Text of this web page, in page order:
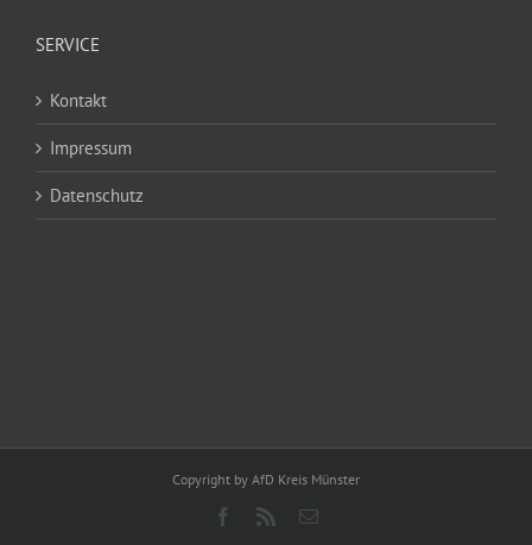
SERVICE
Kontakt
Impressum
Datenschutz
Copyright by AfD Kreis Münster
Facebook
Rss
E-